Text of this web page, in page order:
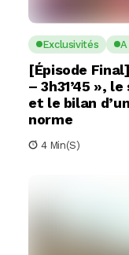
Exclusivités A
[Épisode
– 3h31’45 »,
et le bilan
norme
4 Min(s)